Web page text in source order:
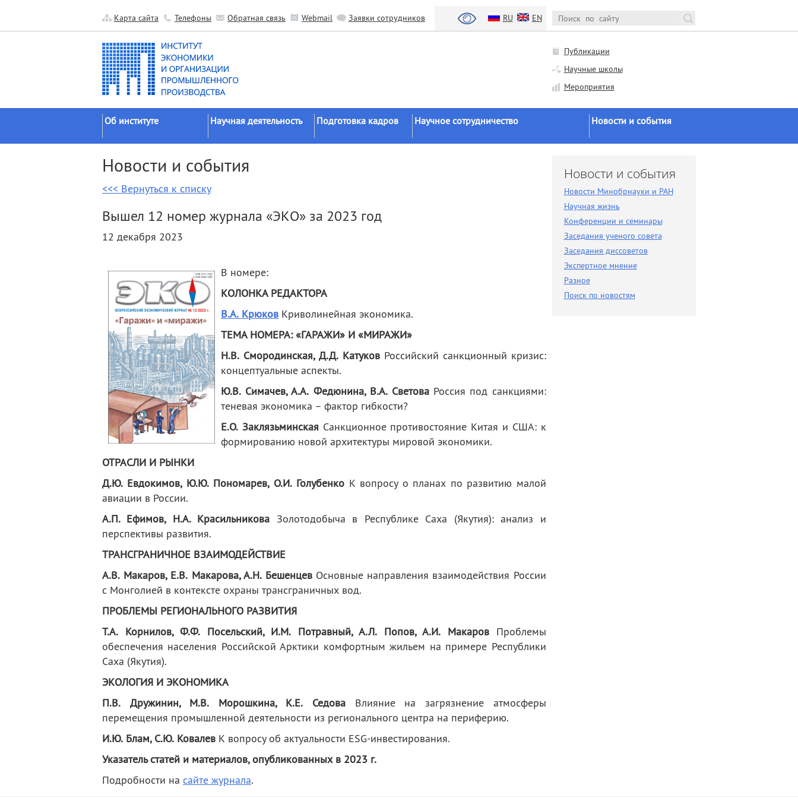
Карта сайта Телефоны Обратная связь Webmail Заявки сотрудников RU EN
Публикации
Научные школы
Мероприятия
Об институте
Официальные документы
История
Научные подразделения
Прочие подразделения
деятельность
Контакты
Научная деятельность
исследований
Гранты
Мероприятия
Публикации
Подготовка кадров
советы
Научное сотрудничество Новости и события
Заседания ученого совета
Заседания диссоветов
Экспертное мнение
Разное
Новости и события
<<< Вернуться к списку
Вышел 12 номер журнала «ЭКО» за 2023 год
12 декабря 2023
В номере:
КОЛОНКА РЕДАКТОРА
В.А. Крюков Криволинейная экономика.
ТЕМА НОМЕРА: «ГАРАЖИ» И «МИРАЖИ»
Н.В. Смородинская, Д.Д. КатуковРоссийский санкционный кризис:
концептуальные аспекты.
Ю.В. Симачев, А.А. Федюнина, В.А. СветоваРоссия под санкциями:
теневая экономика – фактор гибкости?
Е.О. Заклязьминская Санкционное противостояние Китая и США: к
формированию новой архитектуры мировой экономики.
ОТРАСЛИ И РЫНКИ
Д.Ю. Евдокимов, Ю.Ю. Пономарев, О.И. Голубенко К вопросу о планах по развитию малой
авиации в России.
А.П. Ефимов, Н.А. Красильникова Золотодобыча в Республике Саха (Якутия): анализ и
перспективы развития.
ТРАНСГРАНИЧНОЕ ВЗАИМОДЕЙСТВИЕ
А.В. Макаров, Е.В. Макарова, А.Н. БешенцевОсновные направления взаимодействия России
с Монголией в контексте охраны трансграничных вод.
ПРОБЛЕМЫ РЕГИОНАЛЬНОГО РАЗВИТИЯ
Т.А. Корнилов, Ф.Ф. Посельский, И.М. Потравный, А.Л. Попов, А.И. МакаровПроблемы
обеспечения населения Российской Арктики комфортным жильем на примере Республики
Саха (Якутия).
ЭКОЛОГИЯ И ЭКОНОМИКА
П.В. Дружинин, М.В. Морошкина, К.Е. Седова Влияние на загрязнение атмосферы
перемещения промышленной деятельности из регионального центра на периферию.
И.Ю. Блам, С.Ю. Ковалев К вопросу об актуальности ESG-инвестирования.
Указатель статей и материалов, опубликованных в 2023 г.
Подробности на сайте журнала.
Новости и события
Новости Минобрнауки и РАН
Научная жизнь
Конференции и семинары
Заседания ученого совета
Заседания диссоветов
Экспертное мнение
Разное
Поиск по новостям